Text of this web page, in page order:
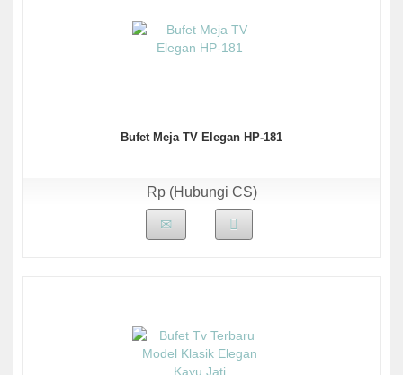
Bufet Meja TV Elegan HP-181
Rp (Hubungi CS)